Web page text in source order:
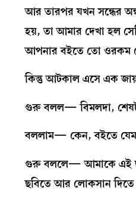
আর তারপর যখন সন্ধের
হয়, তা আমার দেখা হল
আপনার বইতে তো
কিন্তু আটকাল এসে এক
গুরু বলল— বিমলদা,
বললাম— কেন, বইতে
গুরু বললে— আমাকে এই
ছবিতে আর লোকসান